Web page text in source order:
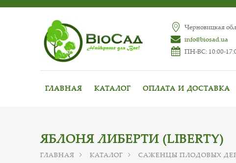
Черновицкая
info@biosad.ua
ПН-ВС: 10:00-
ГЛАВНАЯ КАТАЛОГ ОПЛАТА И ДОСТАВКА
ЯБЛОНЯ ЛИБЕРТИ (LIBERTY)
ГЛАВНАЯ КАТАЛОГ САЖЕНЦЫ ПЛОДОВЫХ